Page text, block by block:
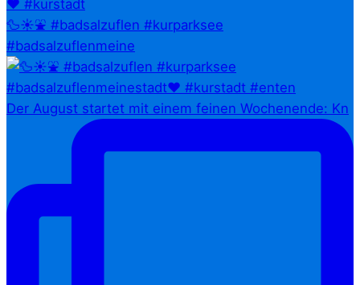
🦆☀️⛲ #badsalzuflen #kurparksee
#badsalzuflenmeine
Der August startet mit einem feinen Wochenende: Kn